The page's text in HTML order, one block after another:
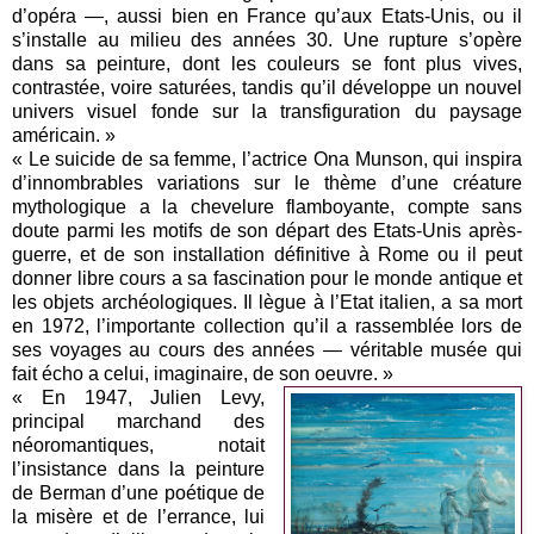
d’opéra —, aussi bien en France qu’aux Etats-Unis, ou il
s’installe au milieu des années 30. Une rupture s’opère
dans sa peinture, dont les couleurs se font plus vives,
contrastée, voire saturées, tandis qu’il développe un nouvel
univers visuel fonde sur la transfiguration du paysage
américain. »
« Le suicide de sa femme, l’actrice Ona Munson, qui inspira
d’innombrables variations sur le thème d’une créature
mythologique a la chevelure flamboyante, compte sans
doute parmi les motifs de son départ des Etats-Unis après-
guerre, et de son installation définitive à Rome ou il peut
donner libre cours a sa fascination pour le monde antique et
les objets archéologiques. Il lègue à l’Etat italien, a sa mort
en 1972, l’importante collection qu’il a rassemblée lors de
ses voyages au cours des années — véritable musée qui
fait écho a celui, imaginaire, de son oeuvre. »
« En 1947, Julien Levy,
principal marchand des
néoromantiques, notait
l’insistance dans la peinture
de Berman d’une poétique de
la misère et de l’errance, lui